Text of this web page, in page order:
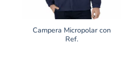
Campera Micropolar con
Ref.